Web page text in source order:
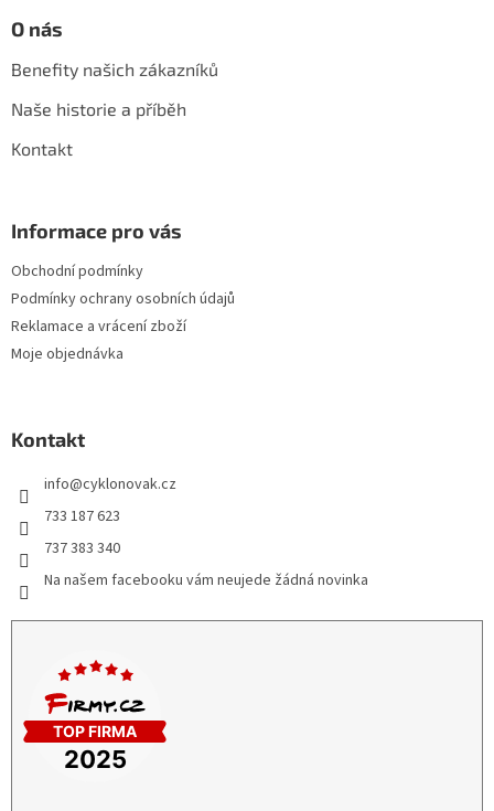
O nás
Benefity našich zákazníků
Naše historie a příběh
Kontakt
Informace pro vás
Obchodní podmínky
Podmínky ochrany osobních údajů
Reklamace a vrácení zboží
Moje objednávka
Kontakt
info@cyklonovak.cz
733 187 623
737 383 340
Na našem facebooku vám neujede žádná novinka